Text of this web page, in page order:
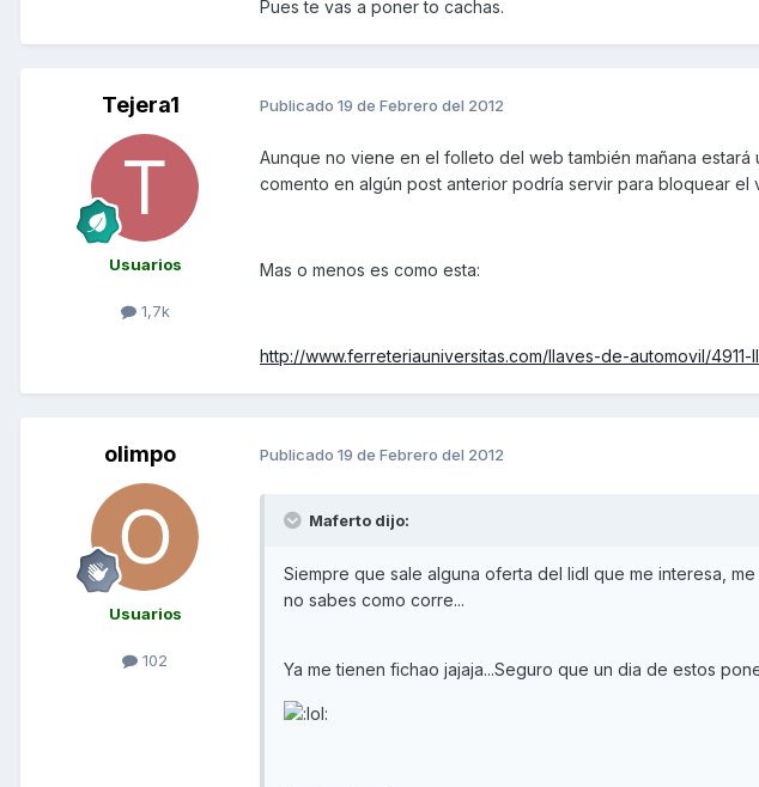
Pues te vas a poner to cachas.
Tejera1
Usuarios
1,7k
Publicado 19 de Febrero del 2012
Aunque no viene en el folleto del web también mañana
comento en algún post anterior podría servir para bloquear el
Mas o menos es como esta:
http://www.ferreteriauniversitas.com/llaves-de-automovil/4911-
olimpo
Usuarios
102
Publicado 19 de Febrero del 2012
Maferto dijo:
Siempre que sale alguna oferta del lidl que me interesa,
no sabes como corre...
Ya me tienen fichao jajaja...Seguro que un dia de estos